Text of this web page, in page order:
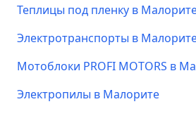
Теплицы под пленку в
Электротранспорты в
Мотоблоки PROFI MOTORS в
Электропилы в Малорите